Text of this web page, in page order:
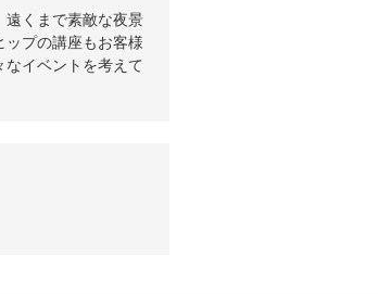
遠くまで素敵な夜景
プの講座もお客様
イベントを考えて